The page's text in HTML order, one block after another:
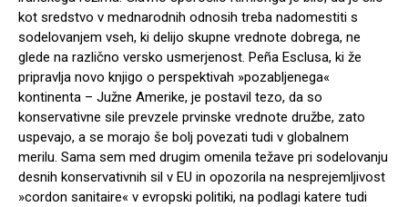
kot sredstvo v mednarodnih odnosih treba nadomestiti s
sodelovanjem vseh, ki delijo skupne vrednote dobrega, ne
glede na različno versko usmerjenost. Peña Esclusa, ki že
pripravlja novo knjigo o perspektivah »pozabljenega«
kontinenta – Južne Amerike, je postavil tezo, da so
konservativne sile prevzele prvinske vrednote družbe, zato
uspevajo, a se morajo še bolj povezati tudi v globalnem
merilu. Sama sem med drugim omenila težave pri sodelovanju
desnih konservativnih sil v EU in opozorila na nesprejemljivost
»cordon sanitaire« v evropski politiki, na podlagi katere tudi